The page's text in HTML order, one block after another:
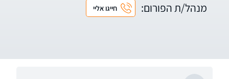
מנהל/ת הפורום: חייגו אליי